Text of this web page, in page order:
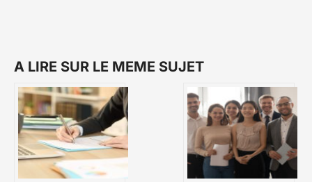
A LIRE SUR LE MEME SUJET